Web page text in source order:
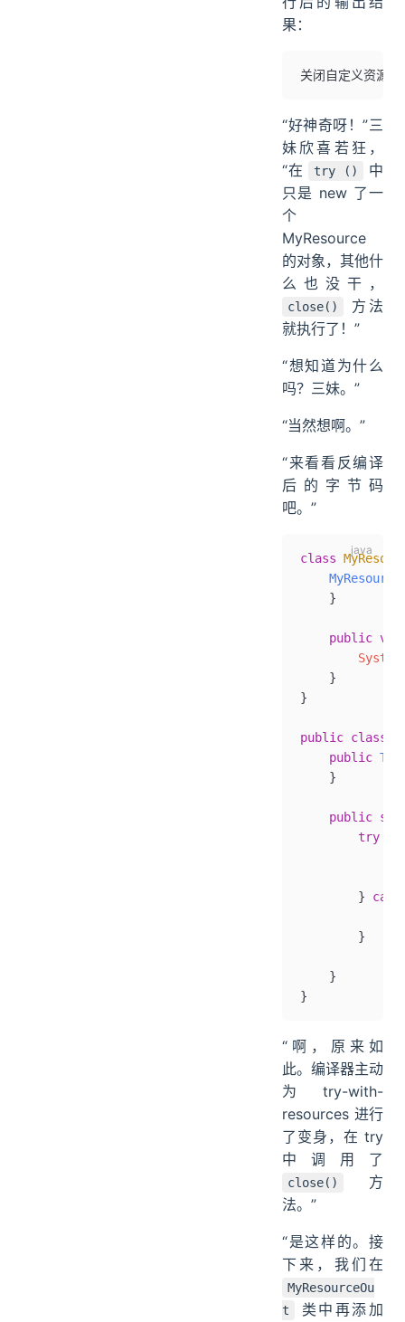
果：
关闭自定义资源
“好神奇呀！”三
妹欣喜若狂，
“在
try ()
中
只是 new 了一
个
MyResource
的对象，其他什
么也没干，
close()
方法
就执行了！”
“想知道为什么
吗？三妹。”
“当然想啊。”
“来看看反编译
后的字节码
吧。”
class
    MyResource
    }
    public
        System
    }
}
public class
    public
    }
    public
        try
        }
        }
    }
}
“啊，原来如
此。编译器主动
为 try-with-
resources 进行
了变身，在 try
中调用了
close()
方
法。”
“是这样的。接
下来，我们在
MyResourceOu
t
类中再添加